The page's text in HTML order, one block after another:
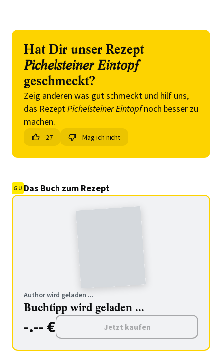
Hat Dir unser Rezept
Pichelsteiner Eintopf
geschmeckt?
Zeig anderen was gut schmeckt und hilf uns,
das RezeptPichelsteiner Eintopfnoch besser zu
machen.
27 Mag ich nicht
Das Buch zum Rezept
Author wird geladen ...
Buchtipp wird geladen ...
-.-- € Jetzt kaufen